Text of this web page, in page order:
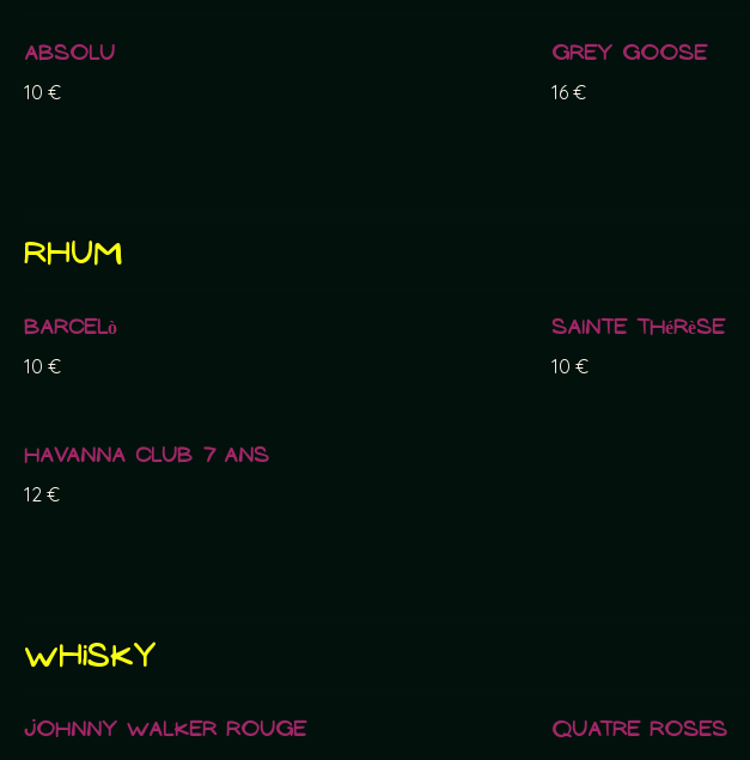
Absolu
10 €
Grey Goose
16 €
Rhum
Barcelò
10 €
Sainte Thérèse
10 €
Havanna Club 7 ans
12 €
Whisky
Johnny Walker Rouge Quatre Roses